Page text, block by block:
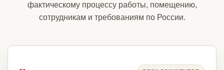
фактическому процессу работы, помещению,
сотрудникам и требованиям по России.